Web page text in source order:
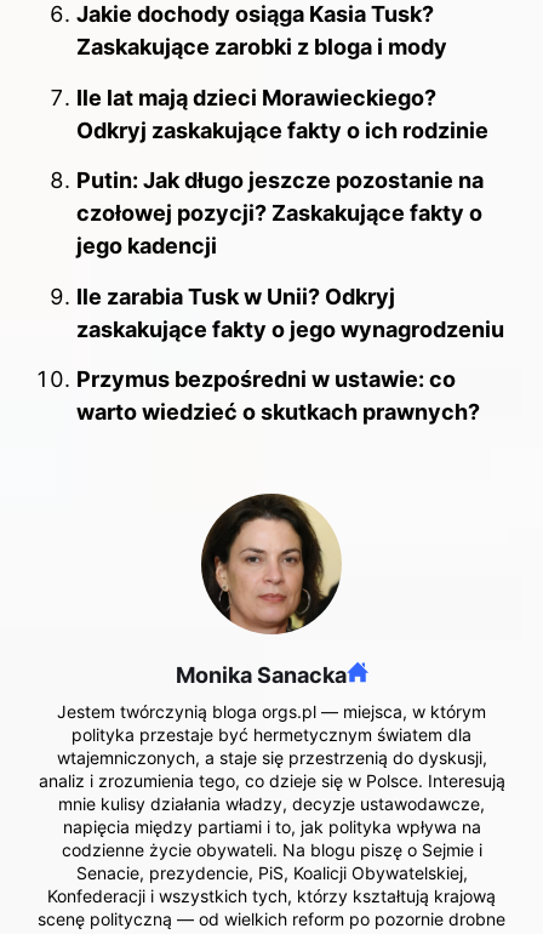
Jakie dochody osiąga Kasia Tusk?
Zaskakujące zarobki z bloga i mody
Ile lat mają dzieci Morawieckiego?
Odkryj zaskakujące fakty o ich rodzinie
Putin: Jak długo jeszcze pozostanie na
czołowej pozycji? Zaskakujące fakty o
jego kadencji
Ile zarabia Tusk w Unii? Odkryj
zaskakujące fakty o jego wynagrodzeniu
Przymus bezpośredni w ustawie: co
warto wiedzieć o skutkach prawnych?
Monika Sanacka
Jestem twórczynią bloga orgs.pl — miejsca, w którym
polityka przestaje być hermetycznym światem dla
wtajemniczonych, a staje się przestrzenią do dyskusji,
analiz i zrozumienia tego, co dzieje się w Polsce. Interesują
mnie kulisy działania władzy, decyzje ustawodawcze,
napięcia między partiami i to, jak polityka wpływa na
codzienne życie obywateli. Na blogu piszę o Sejmie i
Senacie, prezydencie, PiS, Koalicji Obywatelskiej,
Konfederacji i wszystkich tych, którzy kształtują krajową
scenę polityczną — od wielkich reform po pozornie drobne